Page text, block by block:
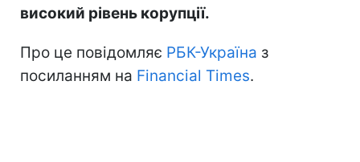
високий рівень корупції.
Про це повідомляє РБК-Україна з
посиланням на Financial Times.